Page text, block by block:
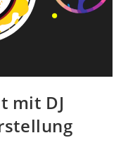
mit DJ